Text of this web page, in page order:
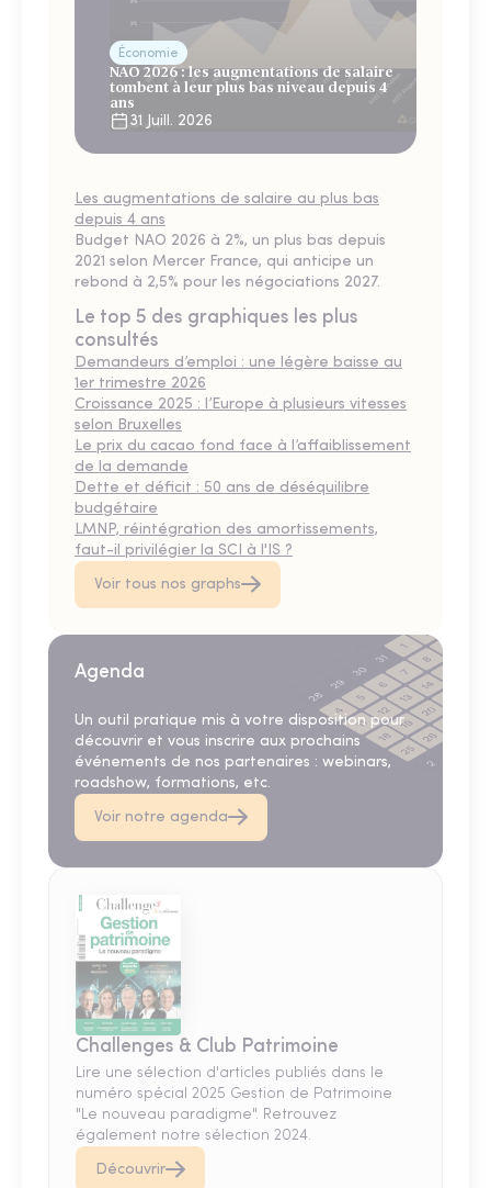
Économie
NAO 2026 : les augmentations de salaire
tombent à leur plus bas niveau depuis 4
ans
31 Juill. 2026
Les augmentations de salaire au plus bas
depuis 4 ans
Budget NAO 2026 à 2%, un plus bas depuis
2021 selon Mercer France, qui anticipe un
rebond à 2,5% pour les négociations 2027.
Le top 5 des graphiques les plus
consultés
Demandeurs d’emploi : une légère baisse au
1er trimestre 2026
Croissance 2025 : l’Europe à plusieurs vitesses
selon Bruxelles
Le prix du cacao fond face à l’affaiblissement
de la demande
Dette et déficit : 50 ans de déséquilibre
budgétaire
LMNP, réintégration des amortissements,
faut-il privilégier la SCI à l'IS ?
Voir tous nos graphs
Agenda
Un outil pratique mis à votre disposition pour
découvrir et vous inscrire aux prochains
événements de nos partenaires : webinars,
roadshow, formations, etc.
Voir notre agenda
Challenges & Club Patrimoine
Lire une sélection d'articles publiés dans le
numéro spécial 2025 Gestion de Patrimoine
"Le nouveau paradigme". Retrouvez
également notre sélection 2024.
Découvrir